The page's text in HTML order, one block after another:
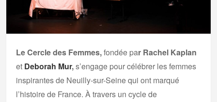
Le Cercle des Femmes,fondée par Rachel Kaplan
et Deborah Mur,s’engage pour célébrer les femmes
inspirantes de Neuilly-sur-Seine qui ont marqué
l’histoire de France. À travers un cycle de